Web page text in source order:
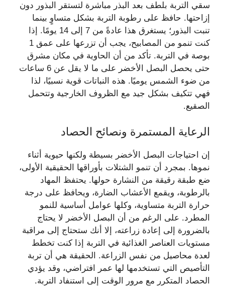
سقي التربة بلطف بعد البذر مباشرة لتستقر البذور دون
إزاحتها. حافظ على رطوبة التربة بشكل متساوٍ بينما
تنبت البذور؛ يستغرق هذا عادةً من 7 إلى 14 يومًا. إذا
كنت تنمو من المصابيح، يجب أن تزرعها على عمق 1
بوصة في التربة. تأكد من أن الحاوية في مكان مشرق
حتى يحصل البصل الأخضر على ما لا يقل عن 6 ساعات
من ضوء الشمس يوميًا. هذه النباتات قوية نسبيًا، لذا
فهي تتكيف بشكل جيد مع الظروف الخارجية وتتحمل
الصقيع.
الرعاية المستمرة ونصائح الحصاد
إن احتياجات البصل الأخضر بسيطة ولكنها حيوية أثناء
نموها. بمجرد أن تنمو الشتلات بأوراقها الحقيقية الأولى،
ضع طبقة رقيقة من النشارة حولها. يحتفظ المهاد
بالرطوبة، ويقمع الأعشاب الضارة، ويحافظ على درجة
حرارة التربة متساوية، وكلها عوامل أساسية للنمو
المطرد. على الرغم من أن البصل الأخضر لا يحتاج
بالضرورة إلى إعادة زراعته، إلا أنك ستحتاج إلى مراقبة
مستويات العناصر الغذائية في التربة إذا كنت تخطط
لعدة محاصيل من نفس الزراعة. الحقيقة هي أن تربة
التأصيص التي تستخدمها لها عمر افتراضي، وقد يؤدي
الحصاد المتكرر مع مرور الوقت إلى استنفاد التربة.